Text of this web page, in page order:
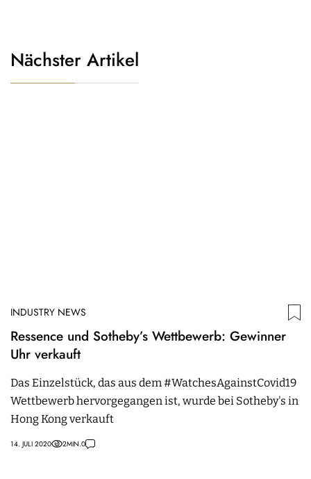
Nächster Artikel
INDUSTRY NEWS
Ressence und Sotheby’s Wettbewerb: Gewinner
Uhr verkauft
Das Einzelstück, das aus dem #WatchesAgainstCovid19
Wettbewerb hervorgegangen ist, wurde bei Sotheby's in
Hong Kong verkauft
14. JULI 2020 2MIN.0